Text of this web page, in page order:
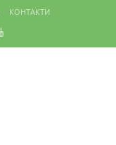
КОНТАКТИ